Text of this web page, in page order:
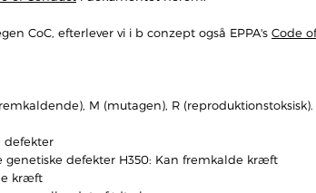
CoC, efterlever vi i b conzept også EPPA's Code
M (mutagen), R
defekter
genetiske defekter H350: Kan fremkalde kræft
kræft